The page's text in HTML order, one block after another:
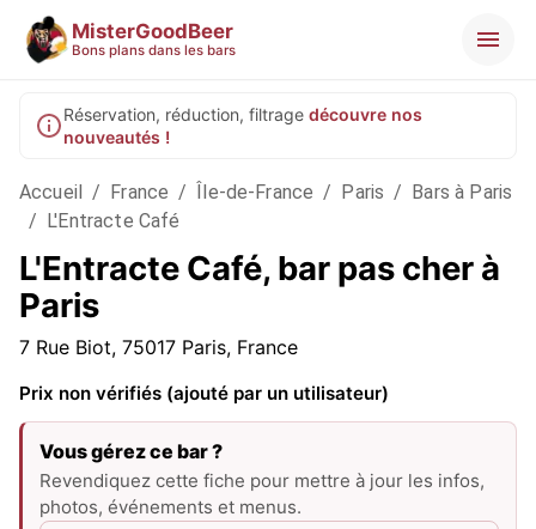
MisterGoodBeer
Bons plans dans les bars
Réservation, réduction, filtrage découvre nos
nouveautés !
Accueil / France / Île-de-France / Paris / Bars à Paris
/ L'Entracte Café
L'Entracte Café, bar pas cher à
Paris
7 Rue Biot, 75017 Paris, France
Prix non vérifiés (ajouté par un utilisateur)
Vous gérez ce bar ?
Revendiquez cette fiche pour mettre à jour les infos,
photos, événements et menus.